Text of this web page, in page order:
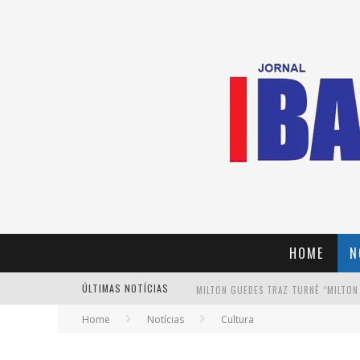
HOME
ÚLTIMAS NOTÍCIAS MILTON GUEDES TRAZ TURNÊ
Home Notícias Cultura